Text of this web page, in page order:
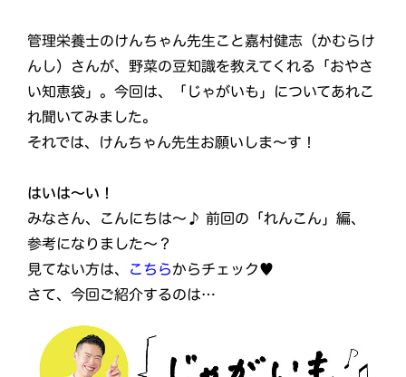
管理栄養士のけんちゃん先生こと嘉村健志（かむらけ
んし）さんが、野菜の豆知識を教えてくれる「おやさ
い知恵袋」。今回は、「じゃがいも」についてあれこ
れ聞いてみました。
それでは、けんちゃん先生お願いしま～す！
はいは〜い！
みなさん、こんにちは～♪ 前回の「れんこん」編、
参考になりました～？
見てない方は、 こちらからチェック♥
さて、今回ご紹介するのは…